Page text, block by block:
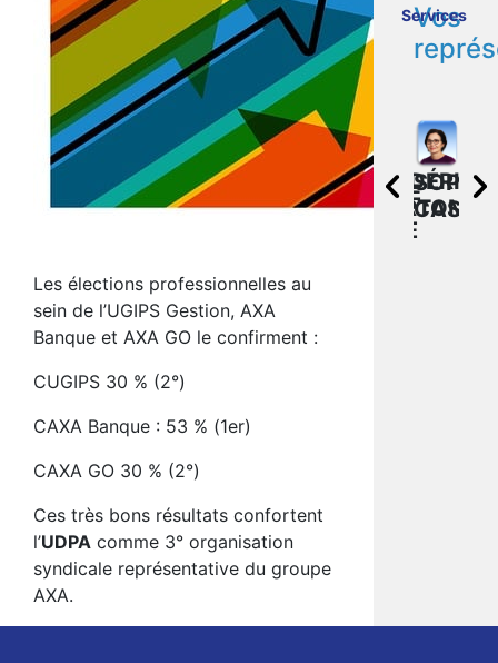
Les élections professionnelles au
sein de l’UGIPS Gestion, AXA
Banque et AXA GO le confirment :
CUGIPS 30 % (2°)
CAXA Banque : 53 % (1er)
CAXA GO 30 % (2°)
Ces très bons résultats confortent
l’UDPA comme 3° organisation
syndicale représentative du groupe
AXA.
Services
Vos
CAROLINE
VATTIERCHRISTOPHE
RADA
UDPA
AXA
BANQUE
FRÉDÉRIC
DORTOMB
SOPHIE